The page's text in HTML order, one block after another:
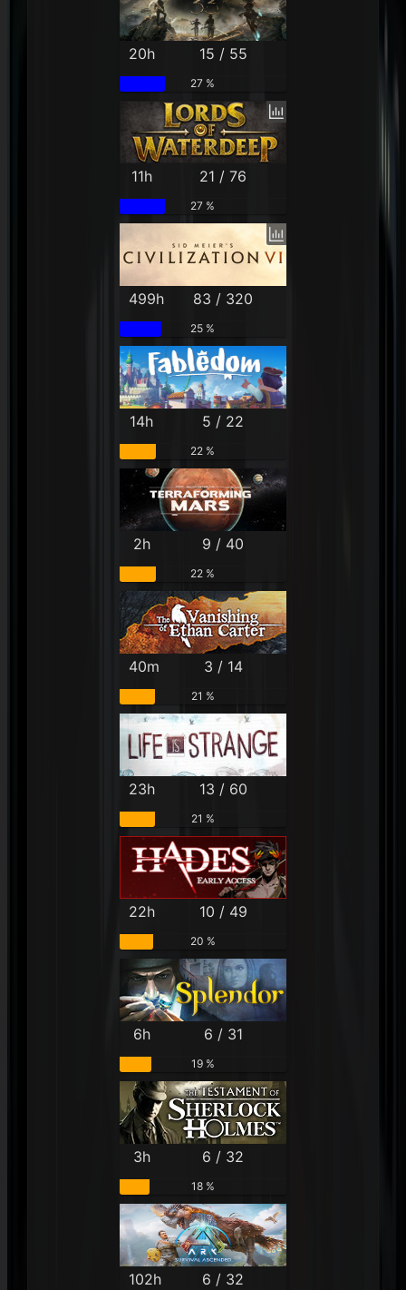
20h 15 / 55
27 %
11h 21 / 76
27 %
499h 83 / 320
25 %
14h 5 / 22
22 %
2h 9 / 40
22 %
40m 3 / 14
21 %
23h 13 / 60
21 %
22h 10 / 49
20 %
6h 6 / 31
19 %
3h 6 / 32
18 %
102h 6 / 32